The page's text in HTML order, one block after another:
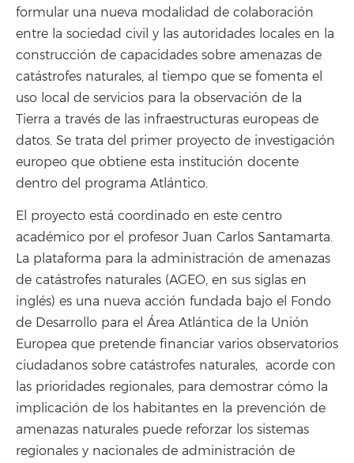
formular una nueva modalidad de colaboración
entre la sociedad civil y las autoridades locales en la
construcción de capacidades sobre amenazas de
catástrofes naturales, al tiempo que se fomenta el
uso local de servicios para la observación de la
Tierra a través de las infraestructuras europeas de
datos. Se trata del primer proyecto de investigación
europeo que obtiene esta institución docente
dentro del programa Atlántico.
El proyecto está coordinado en este centro
académico por el profesor Juan Carlos Santamarta.
La plataforma para la administración de amenazas
de catástrofes naturales (AGEO, en sus siglas en
inglés) es una nueva acción fundada bajo el Fondo
de Desarrollo para el Área Atlántica de la Unión
Europea que pretende financiar varios observatorios
ciudadanos sobre catástrofes naturales, acorde con
las prioridades regionales, para demostrar cómo la
implicación de los habitantes en la prevención de
amenazas naturales puede reforzar los sistemas
regionales y nacionales de administración de